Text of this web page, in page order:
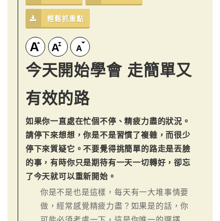
輕鬆抓重點
今天開始學會 走簡單又
有效的路
如果你一直處在忙個不停、精疲力盡的狀況。
請停下來想想，你是不是習慣了複雜，而很少
停下來質疑它。不要覺得挑簡單的路走是丟臉
的事，有時你只是期待有一天一切轉好，卻忘
了今天就可以重新開始。
你是不是也是這樣，每天有一大堆事情要
做，經常感覺精疲力盡？如果是的話，你